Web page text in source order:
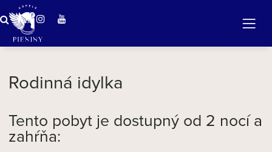
Zázračná voda v Pieninách
Rodinná idylka
Tento pobyt je dostupný od 2 nocí a
zahŕňa: